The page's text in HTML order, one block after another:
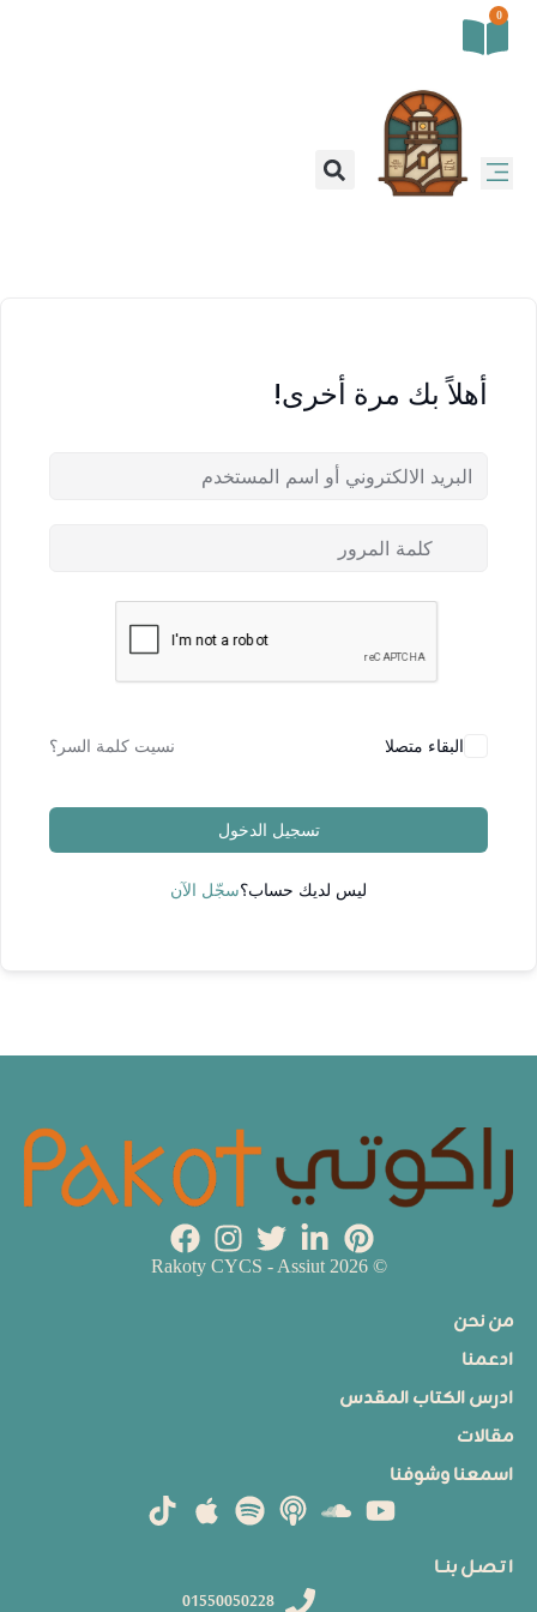
0
أهلاً بك مرة أخرى!
البقاء متصلا نسيت كلمة السر؟
تسجيل الدخول
ليس لديك حساب؟سجّل الآن
ا تـصـل بنــا
01550050228
من نحن
ادعمنا
ادرس الكتاب المقدس
مقالات
اسمعنا وشوفنا
© 2026 Rakoty CYCS - Assiut